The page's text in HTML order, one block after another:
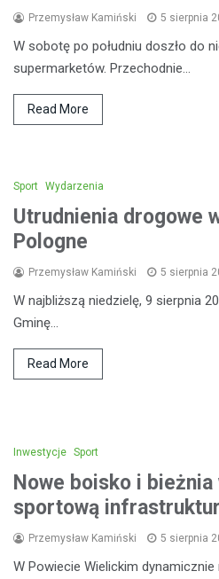
Przemysław Kamiński 5 sierpnia
W sobotę po południu doszło do
supermarketów. Przechodnie…
Read More
Sport Wydarzenia
Utrudnienia drogowe
Pologne
Przemysław Kamiński 5 sierpnia
W najbliższą niedzielę, 9 sierpnia
Gminę…
Read More
Inwestycje Sport
Nowe boisko i
sportową
Przemysław Kamiński 5 sierpnia
W Powiecie Wielickim